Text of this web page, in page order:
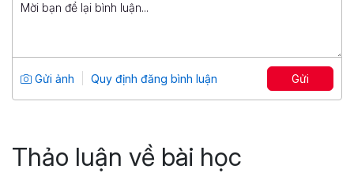
và chốt khách
3.5
11
Gửi ảnh Quy định đăng bình luận Gửi
Thảo luận về bài học